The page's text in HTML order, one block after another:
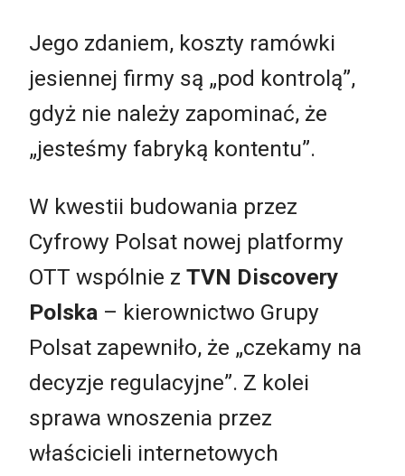
Jego zdaniem, koszty ramówki
jesiennej firmy są „pod kontrolą”,
gdyż nie należy zapominać, że
„jesteśmy fabryką kontentu”.
W kwestii budowania przez
Cyfrowy Polsat nowej platformy
OTT wspólnie z TVN Discovery
Polska – kierownictwo Grupy
Polsat zapewniło, że „czekamy na
decyzje regulacyjne”. Z kolei
sprawa wnoszenia przez
właścicieli internetowych